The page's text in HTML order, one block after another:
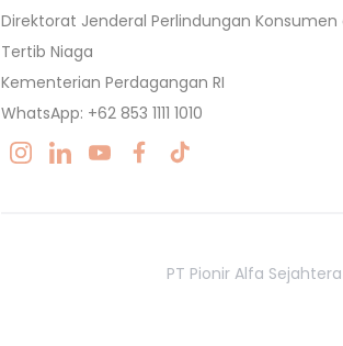
Direktorat Jenderal Perlindungan Konsumen
Tertib Niaga
Kementerian Perdagangan RI
WhatsApp: +62 853 1111 1010
PT Pionir Alfa